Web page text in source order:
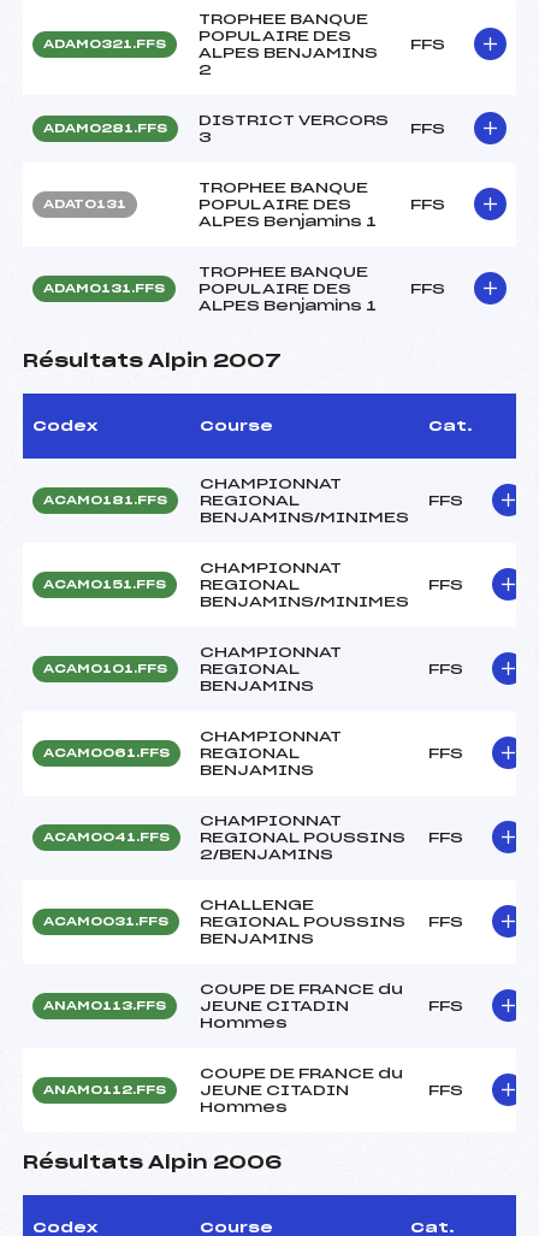
ADAM0321.FFS
TROPHEE BANQUE
POPULAIRE DES
ALPES BENJAMINS
2
FFS
ADAM0281.FFS
DISTRICT VERCORS
3
FFS
ADAT0131
TROPHEE BANQUE
POPULAIRE DES
ALPES Benjamins 1
FFS
ADAM0131.FFS
TROPHEE BANQUE
POPULAIRE DES
ALPES Benjamins 1
FFS
Résultats Alpin 2007
Codex Course Cat.
ACAM0181.FFS
CHAMPIONNAT
REGIONAL
BENJAMINS/MINIMES
FFS
ACAM0151.FFS
CHAMPIONNAT
REGIONAL
BENJAMINS/MINIMES
FFS
ACAM0101.FFS
CHAMPIONNAT
REGIONAL
BENJAMINS
FFS
ACAM0061.FFS
CHAMPIONNAT
REGIONAL
BENJAMINS
FFS
ACAM0041.FFS
CHAMPIONNAT
REGIONAL POUSSINS
2/BENJAMINS
FFS
ACAM0031.FFS
CHALLENGE
REGIONAL POUSSINS
BENJAMINS
FFS
ANAM0113.FFS
COUPE DE FRANCE du
JEUNE CITADIN
Hommes
FFS
ANAM0112.FFS
COUPE DE FRANCE du
JEUNE CITADIN
Hommes
FFS
Résultats Alpin 2006
Codex Course Cat.